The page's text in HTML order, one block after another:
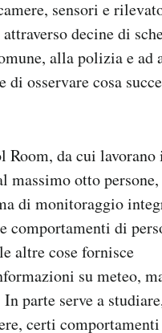
sensori e
decine di
alla polizia e ad
di osservare cosa
Room, da cui lavorano
massimo otto
di monitoraggio
comportamenti di
altre cose fornisce
su meteo,
parte serve a
certi